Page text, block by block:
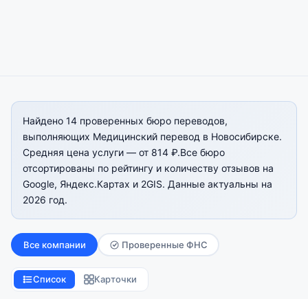
Найдено 14 проверенных бюро переводов,
выполняющих Медицинский перевод в Новосибирске.
Средняя цена услуги — от 814 ₽.Все бюро
отсортированы по рейтингу и количеству отзывов на
Google, Яндекс.Картах и 2GIS. Данные актуальны на
2026 год.
Все компании Проверенные ФНС
Список Карточки